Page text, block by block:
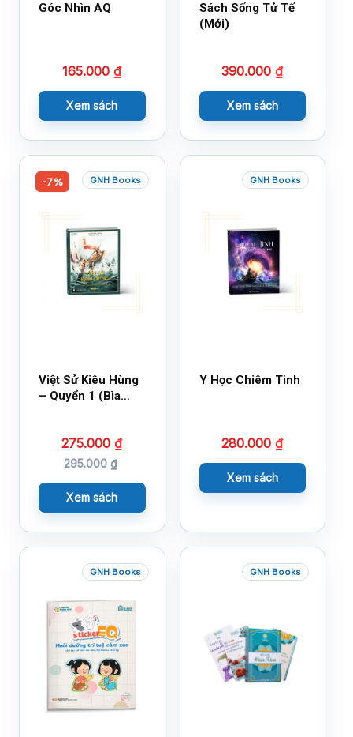
Góc Nhìn AQ
165.000₫
Xem sách
Sách Sống Tử Tế
(Mới)
390.000₫
Xem sách
-7% GNH Books
Việt Sử Kiêu Hùng
– Quyển 1 (Bìa
275.000₫
295.000₫
Xem sách
GNH Books
Y Học Chiêm Tinh
280.000₫
Xem sách
GNH Books GNH Books